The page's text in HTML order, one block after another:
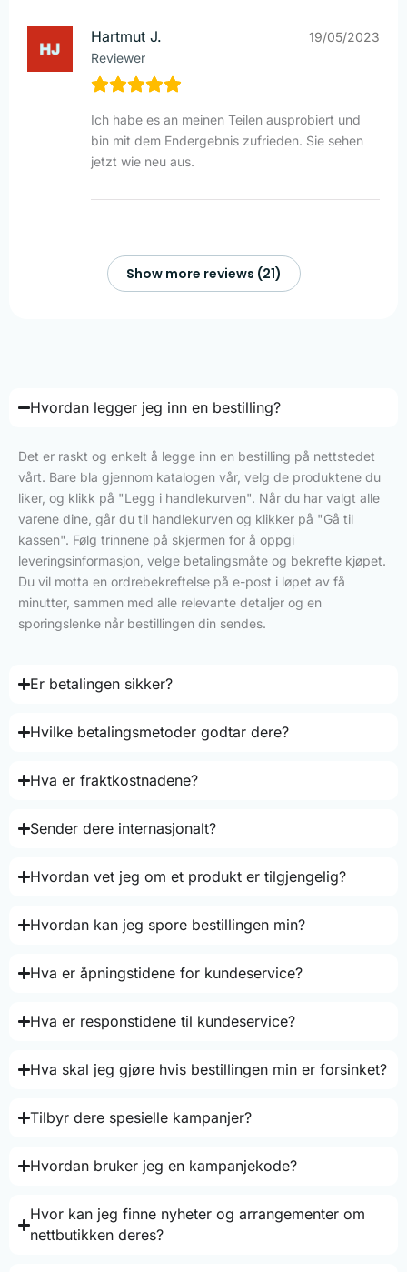
Hartmut J.
Reviewer
19/05/2023
Ich habe es an meinen Teilen ausprobiert und
bin mit dem Endergebnis zufrieden. Sie sehen
jetzt wie neu aus.
Show more reviews (21)
Hvordan legger jeg inn en bestilling?
Det er raskt og enkelt å legge inn en bestilling på nettstedet
vårt. Bare bla gjennom katalogen vår, velg de produktene du
liker, og klikk på "Legg i handlekurven". Når du har valgt alle
varene dine, går du til handlekurven og klikker på "Gå til
kassen". Følg trinnene på skjermen for å oppgi
leveringsinformasjon, velge betalingsmåte og bekrefte kjøpet.
Du vil motta en ordrebekreftelse på e-post i løpet av få
minutter, sammen med alle relevante detaljer og en
sporingslenke når bestillingen din sendes.
Er betalingen sikker?
Hvilke betalingsmetoder godtar dere?
Hva er fraktkostnadene?
Sender dere internasjonalt?
Hvordan vet jeg om et produkt er tilgjengelig?
Hvordan kan jeg spore bestillingen min?
Hva er åpningstidene for kundeservice?
Hva er responstidene til kundeservice?
Hva skal jeg gjøre hvis bestillingen min er forsinket?
Tilbyr dere spesielle kampanjer?
Hvordan bruker jeg en kampanjekode?
Hvor kan jeg finne nyheter og arrangementer om
nettbutikken deres?